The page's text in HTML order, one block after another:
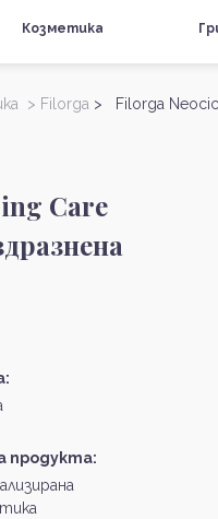
Козметика
> Filorga > Filorga
Care
продукта: